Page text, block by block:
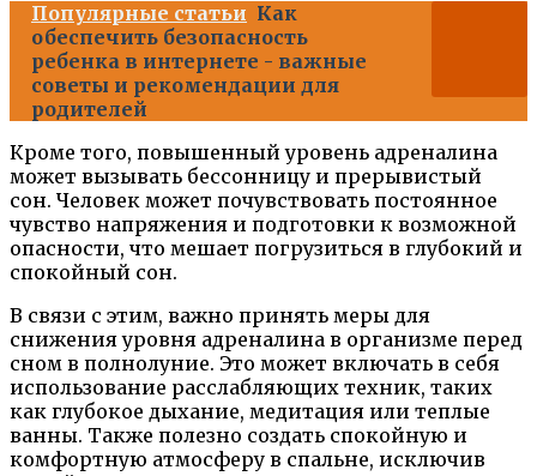
Популярные статьи Как
обеспечить безопасность
ребенка в интернете - важные
советы и рекомендации для
родителей
Кроме того, повышенный уровень адреналина
может вызывать бессонницу и прерывистый
сон. Человек может почувствовать постоянное
чувство напряжения и подготовки к возможной
опасности, что мешает погрузиться в глубокий и
спокойный сон.
В связи с этим, важно принять меры для
снижения уровня адреналина в организме перед
сном в полнолуние. Это может включать в себя
использование расслабляющих техник, таких
как глубокое дыхание, медитация или теплые
ванны. Также полезно создать спокойную и
комфортную атмосферу в спальне, исключив